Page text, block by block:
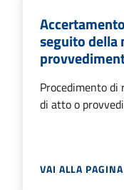
seguito della
Procedimento di
di atto o
VAI ALLA PAGINA